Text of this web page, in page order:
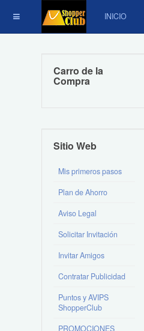
INICIO
Carro de la
Compra
Sitio Web
Mis primeros pasos
Plan de Ahorro
Aviso Legal
Solicitar Invitación
Invitar Amigos
Contratar Publicidad
Puntos y AVIPS
ShopperClub
PROMOCIONES